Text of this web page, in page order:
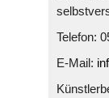
Telefon:
E-Mail: